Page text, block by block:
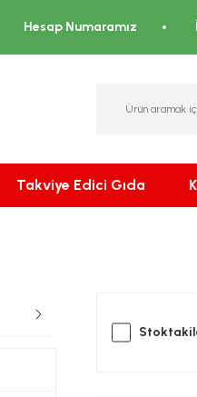
Hesap Numaramız
Takviye Edici Gıda